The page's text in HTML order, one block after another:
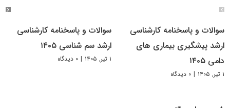
سوالات و پاسخنامه کارشناسی
ارشد پیشگیری بیماری های
دامی ۱۴۰۵
۱ تیر, ۱۴۰۵ | ۰ دیدگاه
سوالات و پاسخنامه کارشناسی
ارشد سم شناسی ۱۴۰۵
۱ تیر, ۱۴۰۵ | ۰ دیدگاه